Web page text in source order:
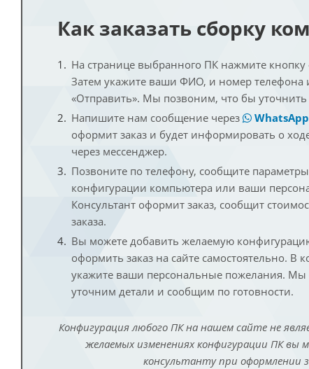
Как заказать сборку
На странице выбранного ПК нажмите кнопку
Затем укажите ваши ФИО, и номер телефона
«Отправить». Мы позвоним, что бы уточнить
Напишите нам сообщение через
WhatsApp
оформит заказ и будет информировать о
через мессенджер.
Позвоните по телефону, сообщите
конфигурации компьютера или ваши
Консультант оформит заказ, сообщит
заказа.
Вы можете добавить желаемую
оформить заказ на сайте самостоятельно. В
укажите ваши персональные пожелания. Мы
уточним детали и сообщим по готовности.
Конфигурация любого ПК на нашем сайте не
желаемых изменениях конфигурации ПК вы
консультанту при оформлении